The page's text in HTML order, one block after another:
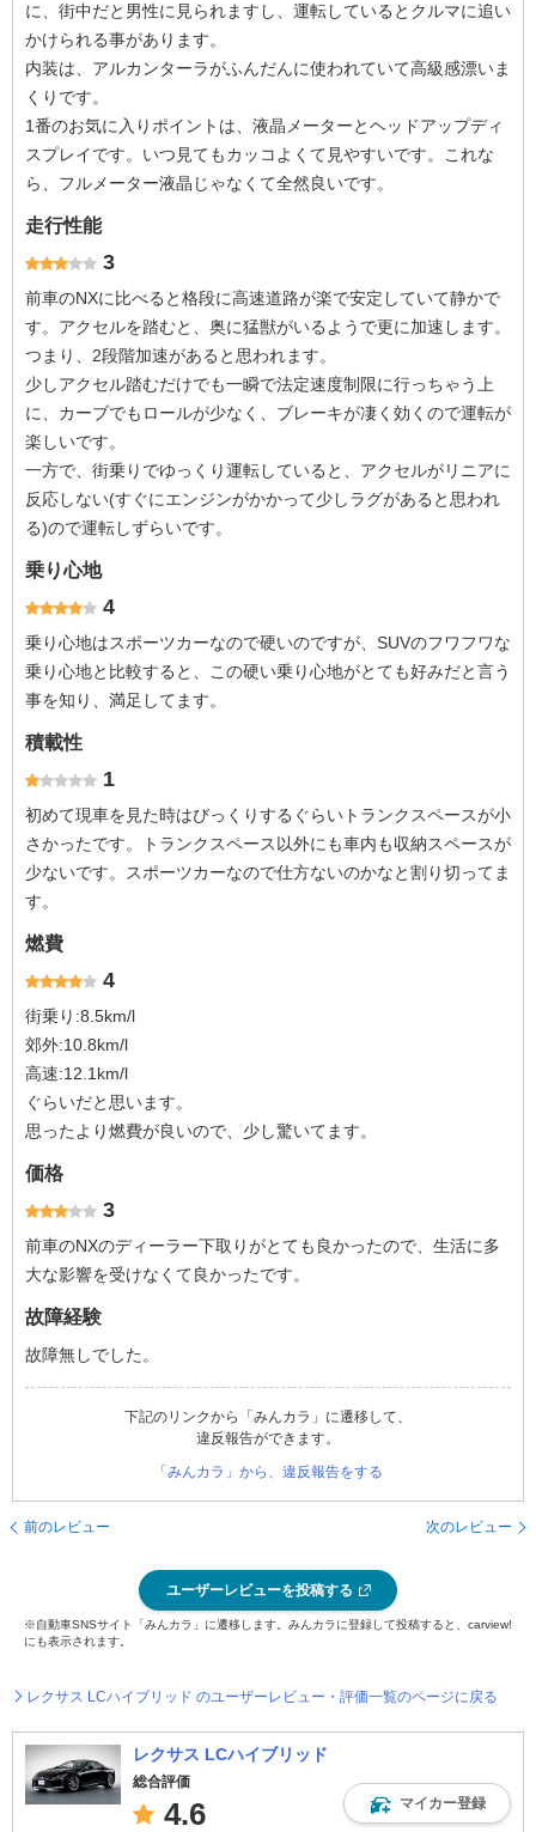
に、街中だと男性に見られますし、運転しているとクルマに追い
かけられる事があります。
内装は、アルカンターラがふんだんに使われていて高級感漂いま
くりです。
1番のお気に入りポイントは、液晶メーターとヘッドアップディ
スプレイです。いつ見てもカッコよくて見やすいです。これな
ら、フルメーター液晶じゃなくて全然良いです。
走行性能
3
前車のNXに比べると格段に高速道路が楽で安定していて静かで
す。アクセルを踏むと、奥に猛獣がいるようで更に加速します。
つまり、2段階加速があると思われます。
少しアクセル踏むだけでも一瞬で法定速度制限に行っちゃう上
に、カーブでもロールが少なく、ブレーキが凄く効くので運転が
楽しいです。
一方で、街乗りでゆっくり運転していると、アクセルがリニアに
反応しない(すぐにエンジンがかかって少しラグがあると思われ
る)ので運転しずらいです。
乗り心地
4
乗り心地はスポーツカーなので硬いのですが、SUVのフワフワな
乗り心地と比較すると、この硬い乗り心地がとても好みだと言う
事を知り、満足してます。
積載性
1
初めて現車を見た時はびっくりするぐらいトランクスペースが小
さかったです。トランクスペース以外にも車内も収納スペースが
少ないです。スポーツカーなので仕方ないのかなと割り切ってま
す。
燃費
4
街乗り:8.5km/l
郊外:10.8km/l
高速:12.1km/l
ぐらいだと思います。
思ったより燃費が良いので、少し驚いてます。
価格
3
前車のNXのディーラー下取りがとても良かったので、生活に多
大な影響を受けなくて良かったです。
故障経験
故障無しでした。
下記のリンクから「みんカラ」に遷移して、
違反報告ができます。
「みんカラ」から、違反報告をする
前のレビュー 次のレビュー
ユーザーレビューを投稿する
※自動車SNSサイト「みんカラ」に遷移します。みんカラに登録して投稿すると、carview!
にも表示されます。
レクサス LCハイブリッド のユーザーレビュー・評価一覧のページに戻る
レクサス LCハイブリッド
総合評価
4.6 マイカー登録